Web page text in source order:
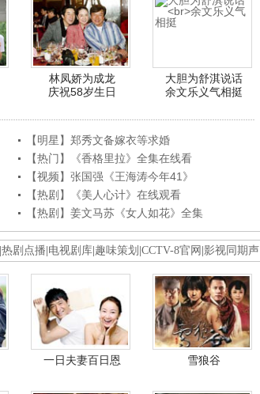
林凤娇为成龙
庆祝58岁生日
大胆为舒淇说话
余文乐义气相挺
【明星】郑秀文备嫁衣等求婚
【热门】《香格里拉》全集在线看
【视频】张国强《王海涛今年41》
【热剧】《美人心计》在线观看
【热剧】姜文马苏《女人如花》全集
热剧点播 电视剧库 趣味策划 CCTV-8官网 影视同期声
一日夫妻百日恩 雪狼谷